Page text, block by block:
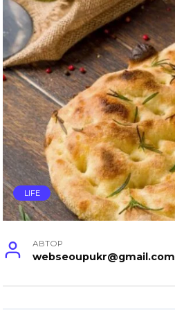
LIFE
АВТОР
webseoupukr@gmail.com